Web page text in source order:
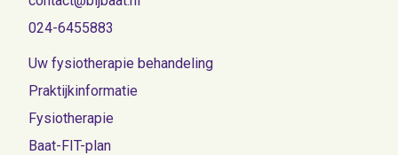
024-6455883
Uw fysiotherapie behandeling
Praktijkinformatie
Fysiotherapie
Baat-FIT-plan